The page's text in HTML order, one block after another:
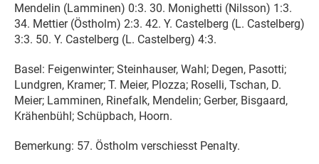
Mendelin (Lamminen) 0:3. 30. Monighetti (Nilsson) 1:3.
34. Mettier (Östholm) 2:3. 42. Y. Castelberg (L. Castelberg)
3:3. 50. Y. Castelberg (L. Castelberg) 4:3.
Basel: Feigenwinter; Steinhauser, Wahl; Degen, Pasotti;
Lundgren, Kramer; T. Meier, Plozza; Roselli, Tschan, D.
Meier; Lamminen, Rinefalk, Mendelin; Gerber, Bisgaard,
Krähenbühl; Schüpbach, Hoorn.
Bemerkung: 57. Östholm verschiesst Penalty.